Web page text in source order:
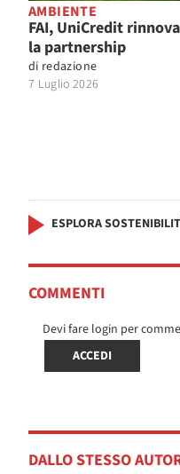
AMBIENTE
FAI, UniCredit rinnova
la partnership
di redazione
7 Luglio 2026
ESPLORA
COMMENTI
Devi fare login per
ACCEDI
DALLO STESSO